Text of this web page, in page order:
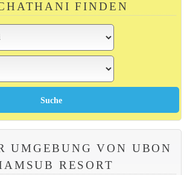
FINDEN
UMGEBUNG VON UBON
RESORT